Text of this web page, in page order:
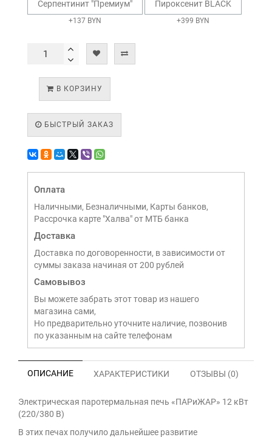
Серпентинит "Премиум"
+137 BYN
Пироксенит BLACK
+399 BYN
В КОРЗИНУ
БЫСТРЫЙ ЗАКАЗ
Оплата
Наличными, Безналичными, Карты банков,
Рассрочка карте "Халва" от МТБ банка
Доставка
Доставка по договоренности, в зависимости от
суммы заказа начиная от 200 рублей
Самовывоз
Вы можете забрать этот товар из нашего
магазина сами,
Но предварительно уточните наличие, позвонив
по указанным на сайте телефонам
ОПИСАНИЕ ХАРАКТЕРИСТИКИ ОТЗЫВЫ (0)
Электрическая паротермальная печь «ПАРиЖАР» 12 кВт
(220/380 В)
В этих печах получило дальнейшее развитие